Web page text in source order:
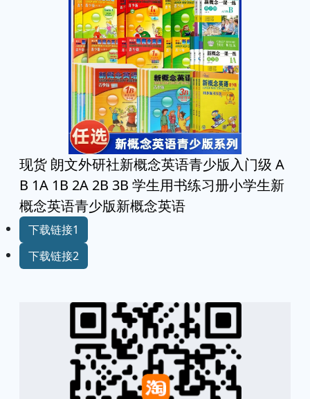
现货 朗文外研社新概念英语青少版入门级 A
B 1A 1B 2A 2B 3B 学生用书练习册小学生新
概念英语青少版新概念英语
下载链接1
下载链接2